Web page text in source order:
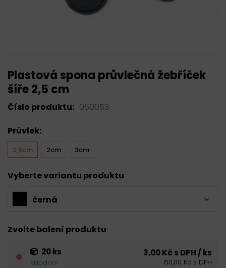
Plastová spona průvlečná žebříček
šíře 2,5 cm
Číslo produktu: 060053
Průvlek:
2,5cm 2cm 3cm
Vyberte variantu produktu
černá
Zvolte balení produktu
20 ks
skladem
3,00 Kč s DPH / ks
60,00 Kč s DPH